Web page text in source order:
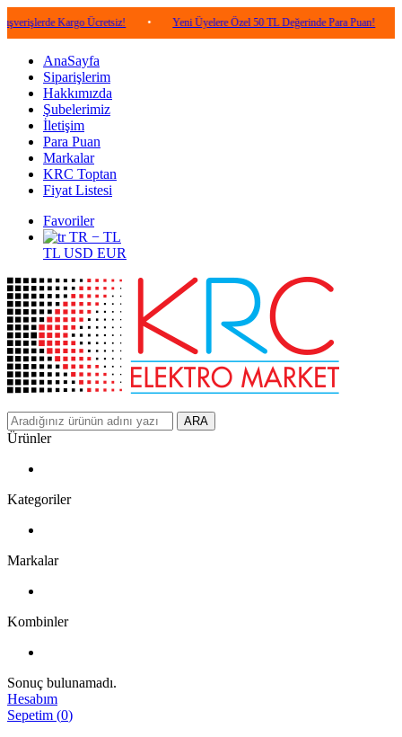
Kargo Ücretsiz! • Yeni Üyelere Özel 50 TL Değerinde Para Puan! • 5.000
AnaSayfa
Siparişlerim
Hakkımızda
Şubelerimiz
İletişim
Para Puan
Markalar
KRC Toptan
Fiyat Listesi
Favoriler
TR − TL
TL USD EUR
ARA
Ürünler
Kategoriler
Markalar
Kombinler
Sonuç bulunamadı.
Hesabım
Sepetim (0)